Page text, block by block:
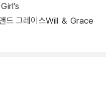
고 싸우고 사랑하는 사람
나도 인간적인 그들은 결국
간다.
없다고 느끼지만, 작가는
희망의 기미를 읽어낸다. 그
드 그레이스Will ＆ Grace